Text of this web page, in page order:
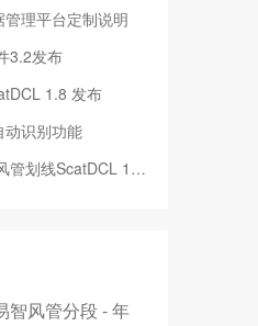
理平台定制说明
3.2发布
1.8 发布
动识别功能
线ScatDCL 1.5 发布！
智风管分段 - 年